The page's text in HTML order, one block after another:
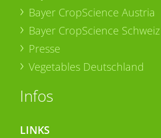
Bayer CropScience Austria
Bayer CropScience Schweiz
Presse
Vegetables Deutschland
Infos
LINKS